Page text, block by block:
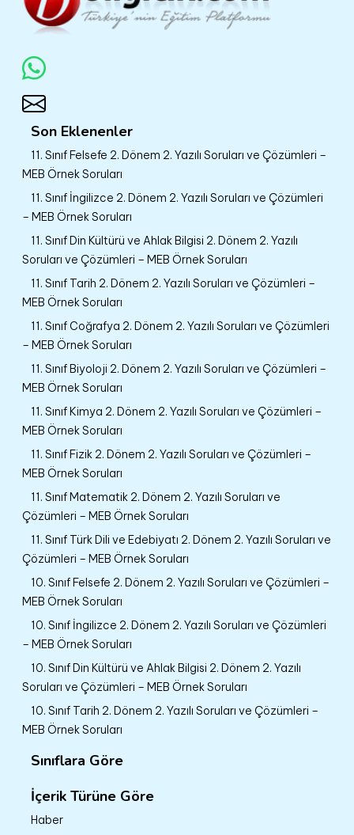
Son Eklenenler
11. Sınıf Felsefe 2. Dönem 2. Yazılı Soruları ve Çözümleri –
MEB Örnek Soruları
11. Sınıf İngilizce 2. Dönem 2. Yazılı Soruları ve Çözümleri
– MEB Örnek Soruları
11. Sınıf Din Kültürü ve Ahlak Bilgisi 2. Dönem 2. Yazılı
Soruları ve Çözümleri – MEB Örnek Soruları
11. Sınıf Tarih 2. Dönem 2. Yazılı Soruları ve Çözümleri –
MEB Örnek Soruları
11. Sınıf Coğrafya 2. Dönem 2. Yazılı Soruları ve Çözümleri
– MEB Örnek Soruları
11. Sınıf Biyoloji 2. Dönem 2. Yazılı Soruları ve Çözümleri –
MEB Örnek Soruları
11. Sınıf Kimya 2. Dönem 2. Yazılı Soruları ve Çözümleri –
MEB Örnek Soruları
11. Sınıf Fizik 2. Dönem 2. Yazılı Soruları ve Çözümleri –
MEB Örnek Soruları
11. Sınıf Matematik 2. Dönem 2. Yazılı Soruları ve
Çözümleri – MEB Örnek Soruları
11. Sınıf Türk Dili ve Edebiyatı 2. Dönem 2. Yazılı Soruları ve
Çözümleri – MEB Örnek Soruları
10. Sınıf Felsefe 2. Dönem 2. Yazılı Soruları ve Çözümleri –
MEB Örnek Soruları
10. Sınıf İngilizce 2. Dönem 2. Yazılı Soruları ve Çözümleri
– MEB Örnek Soruları
10. Sınıf Din Kültürü ve Ahlak Bilgisi 2. Dönem 2. Yazılı
Soruları ve Çözümleri – MEB Örnek Soruları
10. Sınıf Tarih 2. Dönem 2. Yazılı Soruları ve Çözümleri –
MEB Örnek Soruları
Sınıflara Göre
İçerik Türüne Göre
Haber